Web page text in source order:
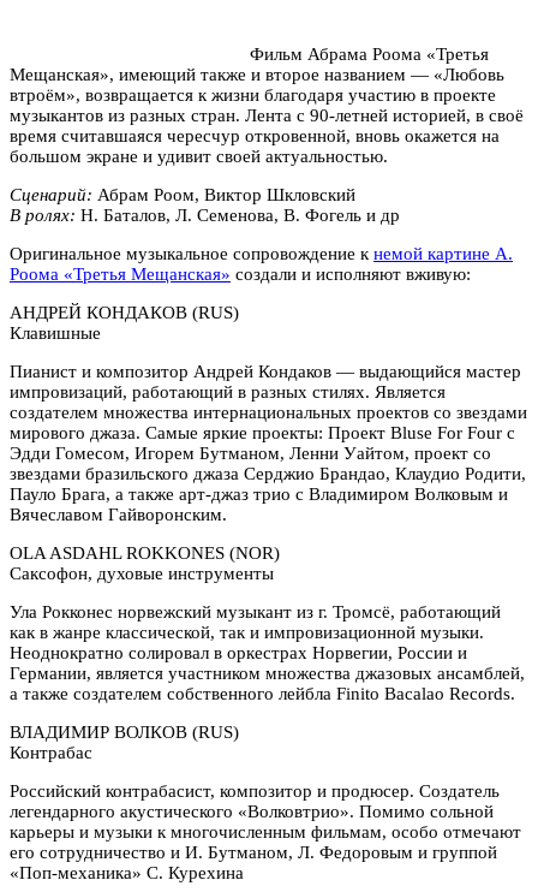
Фильм Абрама Роома «Третья
Мещанская», имеющий также и второе названием — «Любовь
втроём», возвращается к жизни благодаря участию в проекте
музыкантов из разных стран. Лента с 90-летней историей, в своё
время считавшаяся чересчур откровенной, вновь окажется на
большом экране и удивит своей актуальностью.
Сценарий: Абрам Роом, Виктор Шкловский
В ролях: Н. Баталов, Л. Семенова, В. Фогель и др
Оригинальное музыкальное сопровождение к немой картине А.
Роома «Третья Мещанская» создали и исполняют вживую:
АНДРЕЙ КОНДАКОВ (RUS)
Клавишные
Пианист и композитор Андрей Кондаков — выдающийся мастер
импровизаций, работающий в разных стилях. Является
создателем множества интернациональных проектов со звездами
мирового джаза. Самые яркие проекты: Проект Bluse For Four с
Эдди Гомесом, Игорем Бутманом, Ленни Уайтом, проект со
звездами бразильского джаза Серджио Брандао, Клаудио Родити,
Пауло Брага, а также арт-джаз трио с Владимиром Волковым и
Вячеславом Гайворонским.
OLA ASDAHL ROKKONES (NOR)
Саксофон, духовые инструменты
Ула Рокконес норвежский музыкант из г. Тромсё, работающий
как в жанре классической, так и импровизационной музыки.
Неоднократно солировал в оркестрах Норвегии, России и
Германии, является участником множества джазовых ансамблей,
а также создателем собственного лейбла Finito Bacalao Records.
ВЛАДИМИР ВОЛКОВ (RUS)
Контрабас
Российский контрабасист, композитор и продюсер. Создатель
легендарного акустического «Волковтрио». Помимо сольной
карьеры и музыки к многочисленным фильмам, особо отмечают
его сотрудничество и И. Бутманом, Л. Федоровым и группой
«Поп-механика» С. Курехина